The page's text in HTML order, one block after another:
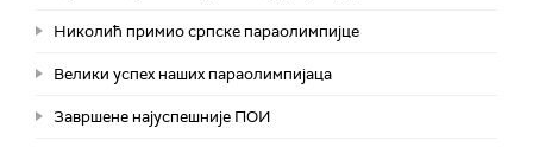
Николић примио српске параолимпијце
Велики успех наших параолимпијаца
Завршене најуспешније ПОИ